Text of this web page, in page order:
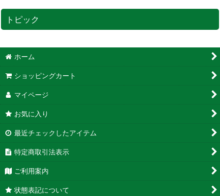
トピック
ホーム
ショッピングカート
マイページ
お気に入り
最近チェックしたアイテム
特定商取引法表示
ご利用案内
状態表記について